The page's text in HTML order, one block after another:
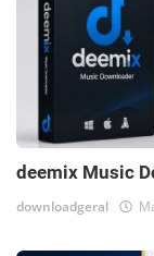
deemix Music
downloadgeral